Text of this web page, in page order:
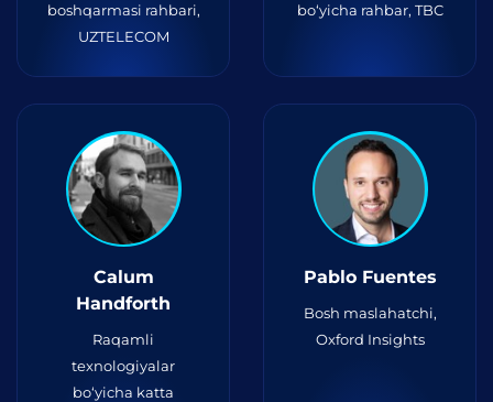
boshqarmasi rahbari,
UZTELECOM
bo‘yicha rahbar, TBC
Calum
Handforth
Raqamli
texnologiyalar
bo‘yicha katta
Pablo Fuentes
Bosh maslahatchi,
Oxford Insights